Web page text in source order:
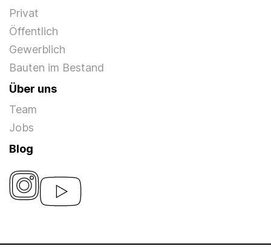
Privat
Öffentlich
Gewerblich
Bauten im Bestand
Über uns
Team
Jobs
Blog